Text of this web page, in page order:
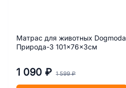
Матрас для животных Dogmoda
Природа-3 101x76x3см
1 090 ₽ 1 599 ₽